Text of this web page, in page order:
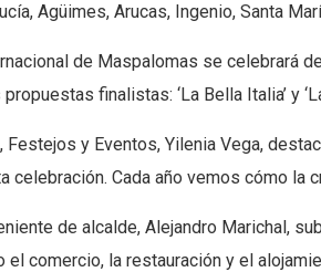
Agüimes, Arucas, Ingenio, Santa
de Maspalomas se celebrará
finalistas: ‘La Bella Italia’ y
Festejos y Eventos, Yilenia Vega,
celebración. Cada año vemos cómo
de alcalde, Alejandro Marichal,
comercio, la restauración y el